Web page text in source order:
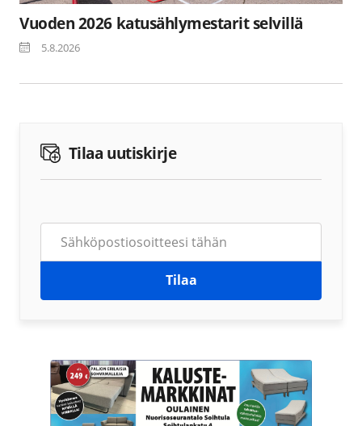
Vuoden 2026 katusählymestarit selvillä
5.8.2026
Tilaa uutiskirje
Tilaa